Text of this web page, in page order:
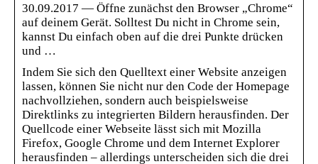
30.09.2017 — Öffne zunächst den Browser „Chrome“
auf deinem Gerät. Solltest Du nicht in Chrome sein,
kannst Du einfach oben auf die drei Punkte drücken
und …
Indem Sie sich den Quelltext einer Website anzeigen
lassen, können Sie nicht nur den Code der Homepage
nachvollziehen, sondern auch beispielsweise
Direktlinks zu integrierten Bildern herausfinden. Der
Quellcode einer Webseite lässt sich mit Mozilla
Firefox, Google Chrome und dem Internet Explorer
herausfinden – allerdings unterscheiden sich die drei